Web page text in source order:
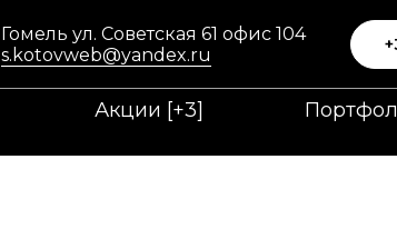
Гомель ул. Советская 61 офис 104
s.kotovweb@yandex.ru
Акции [+3]